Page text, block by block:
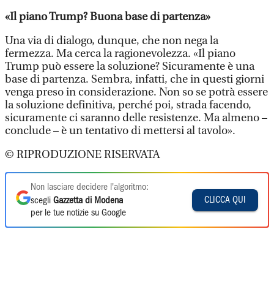
«Il piano Trump? Buona base di partenza»
Una via di dialogo, dunque, che non nega la
fermezza. Ma cerca la ragionevolezza. «Il piano
Trump può essere la soluzione? Sicuramente è una
base di partenza. Sembra, infatti, che in questi giorni
venga preso in considerazione. Non so se potrà essere
la soluzione definitiva, perché poi, strada facendo,
sicuramente ci saranno delle resistenze. Ma almeno –
conclude – è un tentativo di mettersi al tavolo».
© RIPRODUZIONE RISERVATA
Non lasciare decidere l'algoritmo:
scegli Gazzetta di Modena
per le tue notizie su Google
CLICCA QUI